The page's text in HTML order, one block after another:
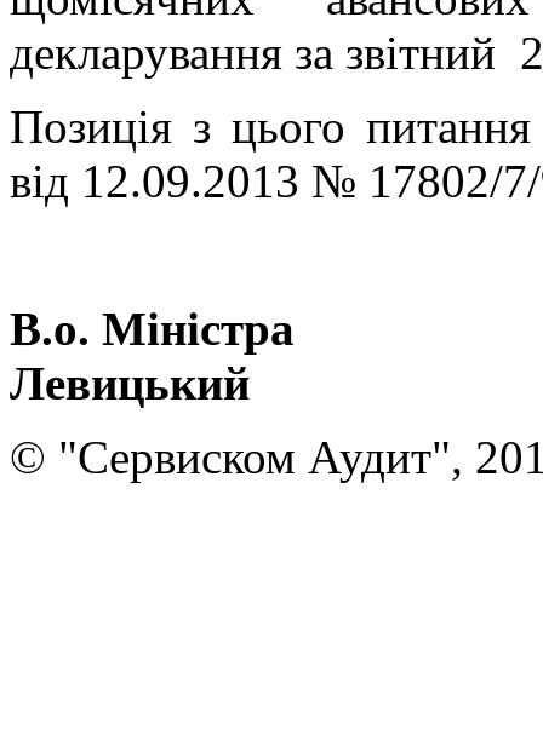
декларування за звітний
Позиція з цього
від 12.09.2013 № 17802/
В.о.
Левицький
© "Сервиском Аудит",